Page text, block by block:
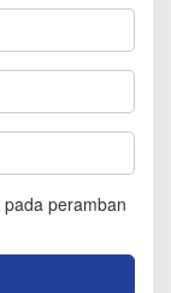
peramban